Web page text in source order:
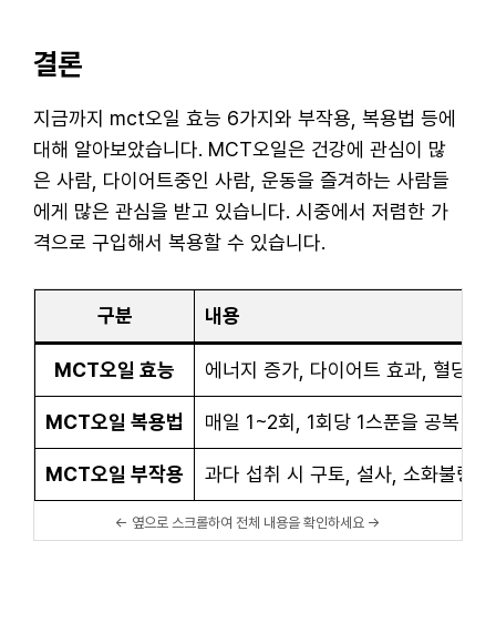
결론
지금까지 mct오일 효능 6가지와 부작용, 복용법 등에
대해 알아보았습니다. MCT오일은 건강에 관심이 많
은 사람, 다이어트중인 사람, 운동을 즐겨하는 사람들
에게 많은 관심을 받고 있습니다. 시중에서 저렴한 가
격으로 구입해서 복용할 수 있습니다.
구분 내용
MCT오일 효능 에너지 증가, 다이어트 효과, 혈당
MCT오일 복용법 매일 1~2회, 1회당 1스푼을 공복 또
MCT오일 부작용 과다 섭취 시 구토, 설사, 소화불량